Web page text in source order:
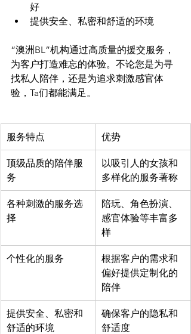
好
提供安全、私密和舒适的环境
“澳洲BL”机构通过高质量的援交服务，
为客户打造难忘的体验。不论您是为寻
找私人陪伴，还是为追求刺激感官体
服务特点 优势
顶级品质的陪伴服
务
以吸引人的女孩和
多样化的服务著称
各种刺激的服务选
择
陪玩、角色扮演、
感官体验等丰富多
样
个性化的服务
根据客户的需求和
偏好提供定制化的
陪伴
提供安全、私密和
舒适的环境
确保客户的隐私和
舒适度